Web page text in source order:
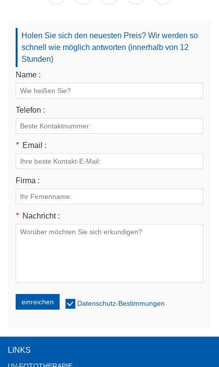
Holen Sie sich den neuesten Preis? Wir werden so
schnell wie möglich antworten (innerhalb von 12
Stunden)
Name :
Telefon :
* Email :
Firma :
* Nachricht :
einreichen Datenschutz-Bestimmungen
LINKS